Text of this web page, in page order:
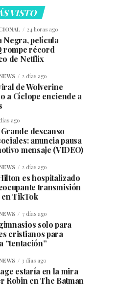
VISTO
24 horas ago
Negra, película
rompe récord
de Netflix
2 días ago
de Wolverine
a Cíclope enciende a
ago
descanso
anuncia pausa
mensaje (VIDEO)
2 días ago
es hospitalizado
transmisión
en TikTok
7 días ago
solo para
cristianos para
“tentación”
3 días ago
estaría en la mira
Robin en The Batman